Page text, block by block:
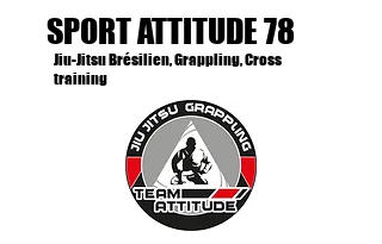
SPORT ATTITUDE 78
Jiu-Jitsu Brésilien, Grappling, Cross
training